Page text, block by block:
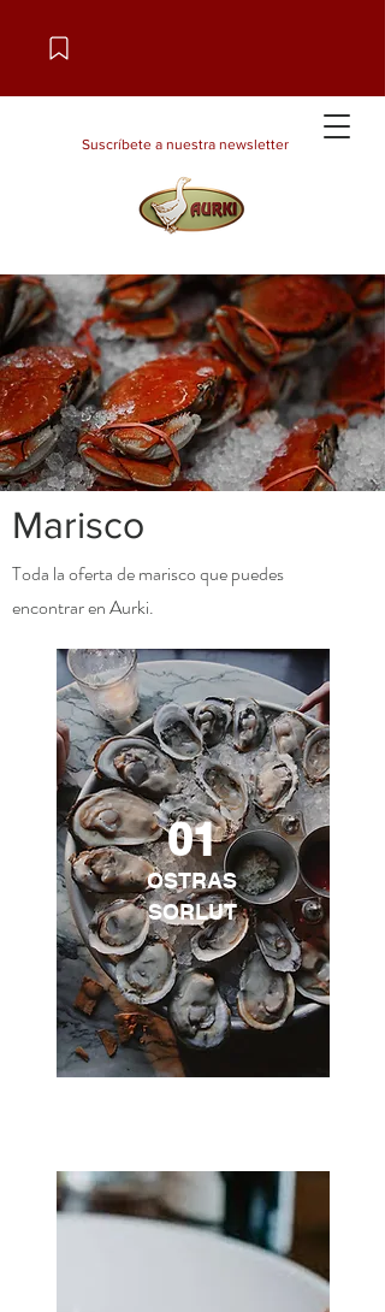
Suscríbete a nuestra newsletter
Marisco
Toda la oferta de marisco que puedes
encontrar en Aurki.
01
OSTRAS
SORLUT